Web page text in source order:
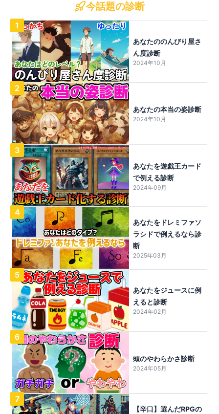
今話題の診断
1
あなたののんびり屋さ
ん度診断
2024年10月
2
あなたの本当の姿診断
2024年10月
3
あなたを遊戯王カード
で例える診断
2024年09月
4
あなたをドレミファソ
ラシドで例えるなら診
断
2025年03月
5
あなたをジュースに例
えると診断
2024年02月
6
頭のやわらかさ診断
2024年05月
7
【辛口】選んだRPGの